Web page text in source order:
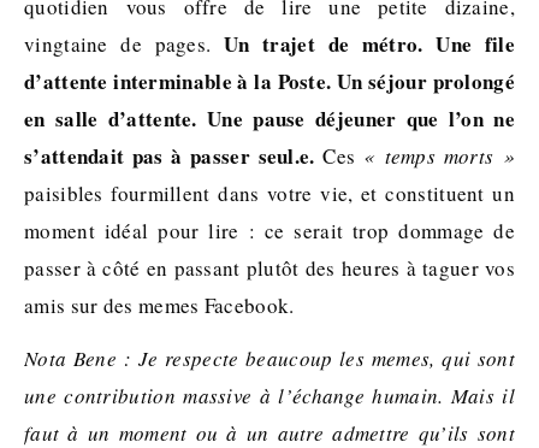
quotidien vous offre de lire une petite dizaine,
vingtaine de pages. Un trajet de métro. Une file
d’attente interminable à la Poste. Un séjour prolongé
en salle d’attente. Une pause déjeuner que l’on ne
s’attendait pas à passer seul.e. Ces « temps morts »
paisibles fourmillent dans votre vie, et constituent un
moment idéal pour lire : ce serait trop dommage de
passer à côté en passant plutôt des heures à taguer vos
amis sur des memes Facebook.
Nota Bene : Je respecte beaucoup les memes, qui sont
une contribution massive à l’échange humain. Mais il
faut à un moment ou à un autre admettre qu’ils sont